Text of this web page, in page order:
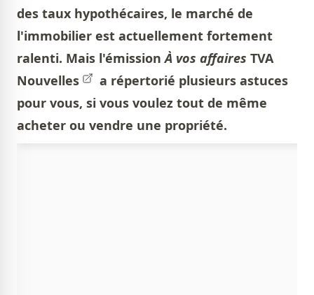
des taux hypothécaires, le marché de
l'immobilier est actuellement fortement
ralenti. Mais l'émissionÀ vos affaires TVA
Nouvelles
a répertorié plusieurs astuces
pour vous, si vous voulez tout de même
acheter ou vendre une propriété.